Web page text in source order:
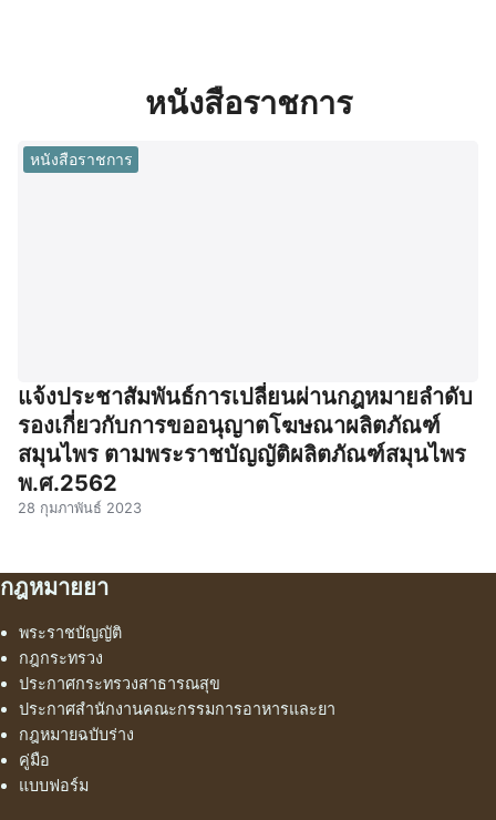
หนังสือราชการ
หนังสือราชการ
แจ้งประชาสัมพันธ์การเปลี่ยนผ่านกฎหมายลำดับ
รองเกี่ยวกับการขออนุญาตโฆษณาผลิตภัณฑ์
สมุนไพร ตามพระราชบัญญัติผลิตภัณฑ์สมุนไพร
พ.ศ.2562
28 กุมภาพันธ์ 2023
กฎหมายยา
พระราชบัญญัติ
กฎกระทรวง
ประกาศกระทรวงสาธารณสุข
ประกาศสำนักงานคณะกรรมการอาหารและยา
กฎหมายฉบับร่าง
คู่มือ
แบบฟอร์ม